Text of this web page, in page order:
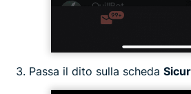
Passa il dito sulla scheda